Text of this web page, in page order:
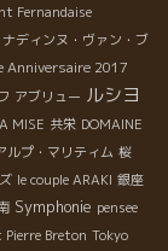
Fernandaise
ディンヌ・ヴァン・ブ
Anniversaire 2017
アブリュー ルシヨ
MISE 共栄 DOMAINE
ルプ・マリティム 桜
le couple ARAKI 銀座
Symphonie pensee
Pierre Breton Tokyo